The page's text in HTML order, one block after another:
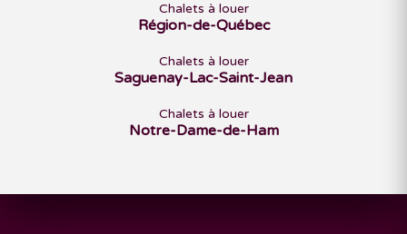
Chalets à louer
Région-de-Québec
Chalets à louer
Saguenay-Lac-Saint-Jean
Chalets à louer
Notre-Dame-de-Ham